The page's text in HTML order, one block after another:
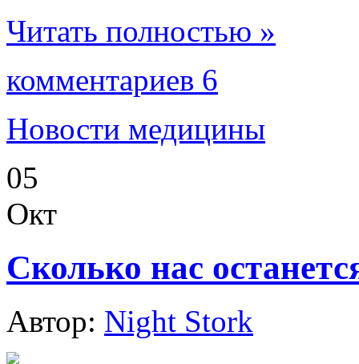
Читать полностью »
комментариев 6
Новости медицины
05
Окт
Сколько нас
Автор: Night Stork